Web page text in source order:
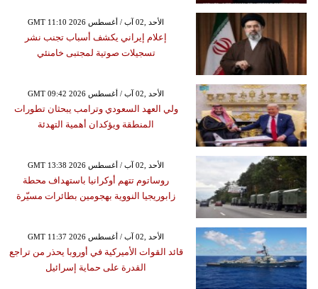
GMT 11:10 2026 الأحد ,02 آب / أغسطس
إعلام إيراني يكشف أسباب تجنب نشر
تسجيلات صوتية لمجتبى خامنئي
GMT 09:42 2026 الأحد ,02 آب / أغسطس
ولي العهد السعودي وترامب يبحثان تطورات
المنطقة ويؤكدان أهمية التهدئة
GMT 13:38 2026 الأحد ,02 آب / أغسطس
روساتوم تتهم أوكرانيا باستهداف محطة
زابوريجيا النووية بهجومين بطائرات مسيّرة
GMT 11:37 2026 الأحد ,02 آب / أغسطس
قائد القوات الأميركية في أوروبا يحذر من تراجع
القدرة على حماية إسرائيل